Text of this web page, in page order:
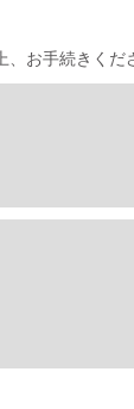
お手続きくだ